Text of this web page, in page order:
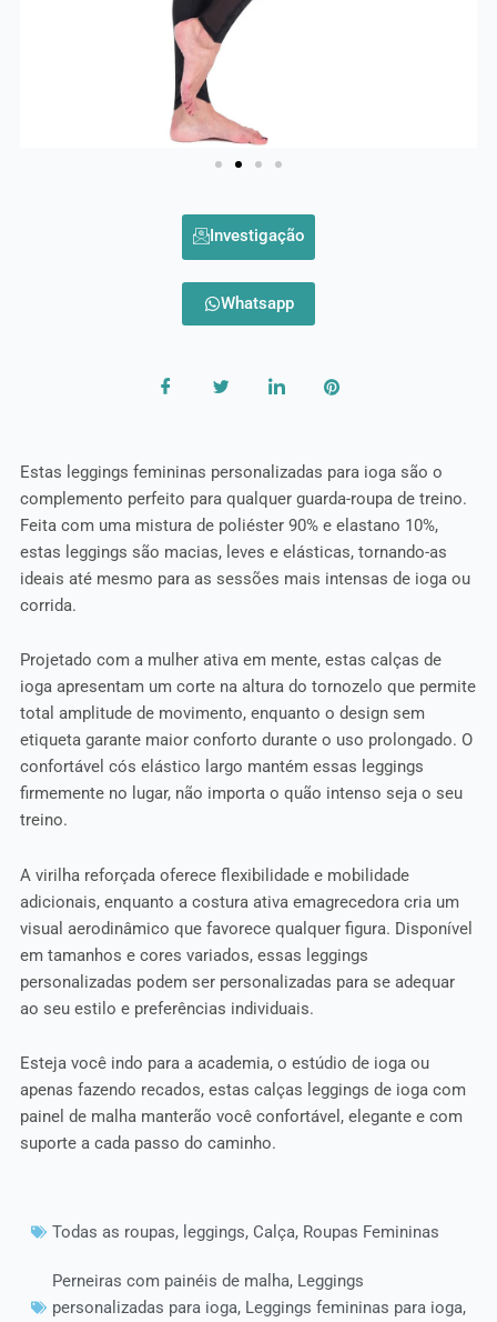
Investigação
Whatsapp
Estas leggings femininas personalizadas para ioga são o
complemento perfeito para qualquer guarda-roupa de treino.
Feita com uma mistura de poliéster 90% e elastano 10%,
estas leggings são macias, leves e elásticas, tornando-as
ideais até mesmo para as sessões mais intensas de ioga ou
corrida.
Projetado com a mulher ativa em mente, estas calças de
ioga apresentam um corte na altura do tornozelo que permite
total amplitude de movimento, enquanto o design sem
etiqueta garante maior conforto durante o uso prolongado. O
confortável cós elástico largo mantém essas leggings
firmemente no lugar, não importa o quão intenso seja o seu
treino.
A virilha reforçada oferece flexibilidade e mobilidade
adicionais, enquanto a costura ativa emagrecedora cria um
visual aerodinâmico que favorece qualquer figura. Disponível
em tamanhos e cores variados, essas leggings
personalizadas podem ser personalizadas para se adequar
ao seu estilo e preferências individuais.
Esteja você indo para a academia, o estúdio de ioga ou
apenas fazendo recados, estas calças leggings de ioga com
painel de malha manterão você confortável, elegante e com
suporte a cada passo do caminho.
Todas as roupas, leggings, Calça, Roupas Femininas
Perneiras com painéis de malha, Leggings
personalizadas para ioga, Leggings femininas para ioga,